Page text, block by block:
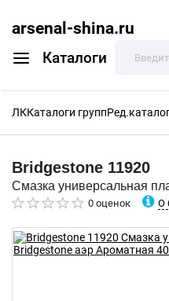
arsenal-shina.ru
Каталоги
ЛККаталоги групп
Bridgestone 11920
Смазка универсальная
0 оценок О